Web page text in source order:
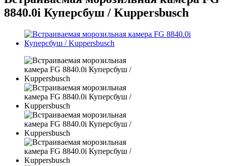
8840.0i Куперсбуш / Kuppersbusch